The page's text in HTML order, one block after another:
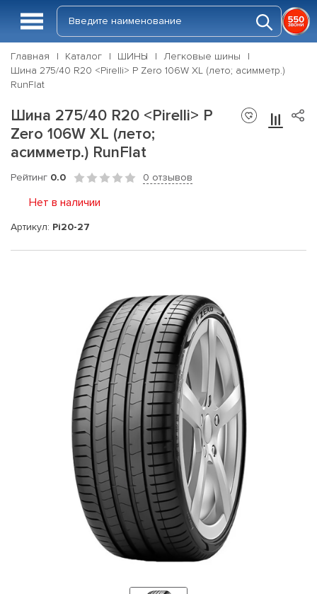
Главная Каталог ШИНЫ
Легковые шины
Шина 275/40 R20 <Pirelli> P Zero 106W XL (лето; асимметр.)
RunFlat
Шина 275/40 R20 <Pirelli> P
Zero 106W XL (лето;
асимметр.) RunFlat
Рейтинг 0.0 0 отзывов
Нет в наличии
Артикул: Pi20-27